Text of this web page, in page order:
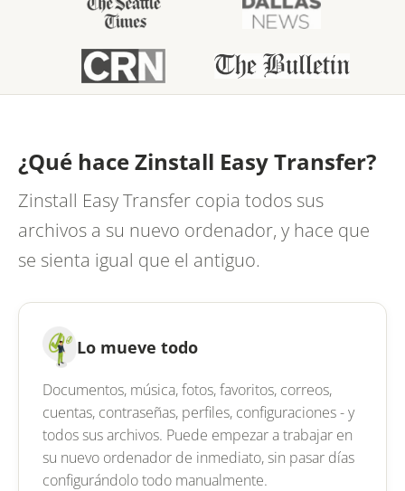
¿Qué hace Zinstall Easy Transfer?
Zinstall Easy Transfer copia todos sus
archivos a su nuevo ordenador, y hace que
se sienta igual que el antiguo.
Lo mueve todo
Documentos, música, fotos, favoritos, correos,
cuentas, contraseñas, perfiles, configuraciones - y
todos sus archivos. Puede empezar a trabajar en
su nuevo ordenador de inmediato, sin pasar días
configurándolo todo manualmente.